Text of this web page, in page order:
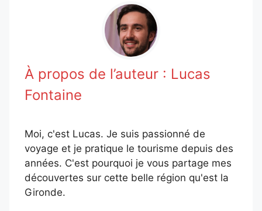
À propos de l’auteur : Lucas
Fontaine
Moi, c'est Lucas. Je suis passionné de
voyage et je pratique le tourisme depuis des
années. C'est pourquoi je vous partage mes
découvertes sur cette belle région qu'est la
Gironde.